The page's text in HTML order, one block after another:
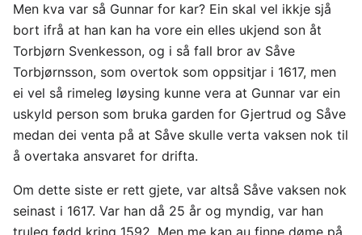
Men kva var så Gunnar for kar? Ein skal vel ikkje sjå
bort ifrå at han kan ha vore ein elles ukjend son åt
Torbjørn Svenkesson, og i så fall bror av Såve
Torbjørnsson, som overtok som oppsitjar i 1617, men
ei vel så rimeleg løysing kunne vera at Gunnar var ein
uskyld person som bruka garden for Gjertrud og Såve
medan dei venta på at Såve skulle verta vaksen nok til
å overtaka ansvaret for drifta.
Om dette siste er rett gjete, var altså Såve vaksen nok
seinast i 1617. Var han då 25 år og myndig, var han
truleg fødd kring 1592. Men me kan au finne døme på